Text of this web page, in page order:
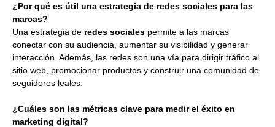
¿Por qué es útil una estrategia de redes sociales para las
marcas?
Una estrategia de redes sociales permite a las marcas
conectar con su audiencia, aumentar su visibilidad y generar
interacción. Además, las redes son una vía para dirigir tráfico al
sitio web, promocionar productos y construir una comunidad de
seguidores leales.
¿Cuáles son las métricas clave para medir el éxito en
marketing digital?